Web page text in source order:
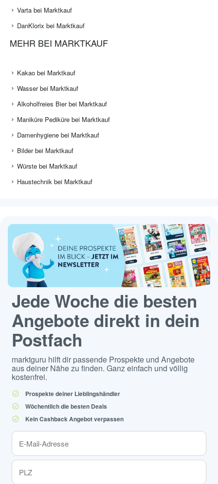
Varta bei Marktkauf
DanKlorix bei Marktkauf
MEHR BEI MARKTKAUF
Kakao bei Marktkauf
Wasser bei Marktkauf
Alkoholfreies Bier bei Marktkauf
Maniküre Pediküre bei Marktkauf
Damenhygiene bei Marktkauf
Bilder bei Marktkauf
Würste bei Marktkauf
Haustechnik bei Marktkauf
Jede Woche die besten
Angebote direkt in dein
Postfach
marktguru hilft dir passende Prospekte und Angebote
aus deiner Nähe zu finden. Ganz einfach und völlig
kostenfrei.
Prospekte deiner Lieblingshändler
Wöchentlich die besten Deals
Kein Cashback Angebot verpassen